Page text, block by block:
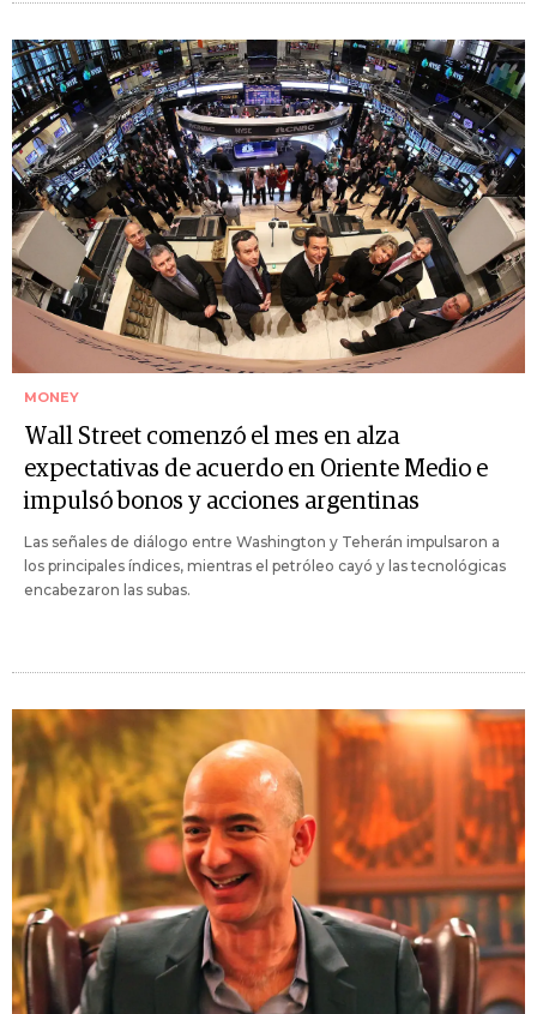
MONEY
Wall Street comenzó el mes en alza
expectativas de acuerdo en Oriente Medio e
impulsó bonos y acciones argentinas
Las señales de diálogo entre Washington y Teherán impulsaron a
los principales índices, mientras el petróleo cayó y las tecnológicas
encabezaron las subas.